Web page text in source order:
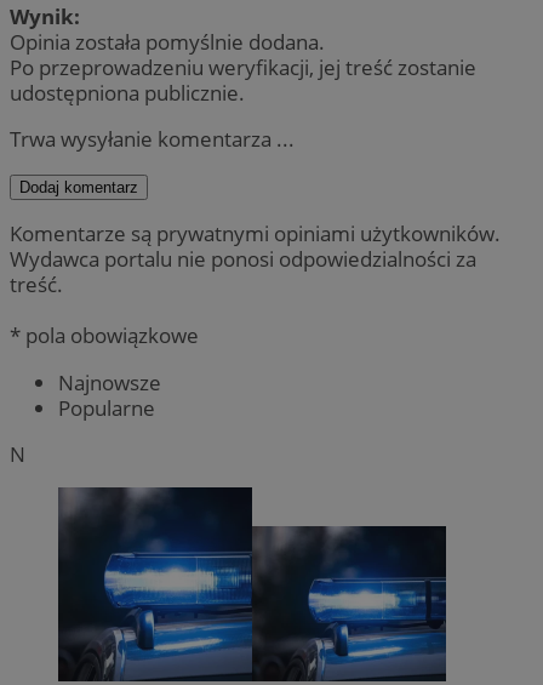
Wynik:
Opinia została pomyślnie dodana.
Po przeprowadzeniu weryfikacji, jej treść zostanie
udostępniona publicznie.
Trwa wysyłanie komentarza ...
Dodaj komentarz
Komentarze są prywatnymi opiniami użytkowników.
Wydawca portalu nie ponosi odpowiedzialności za
treść.
* pola obowiązkowe
Najnowsze
Popularne
N